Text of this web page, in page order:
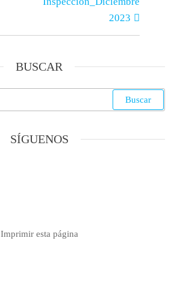
2023
BUSCAR
SÍGUENOS
Imprimir esta página